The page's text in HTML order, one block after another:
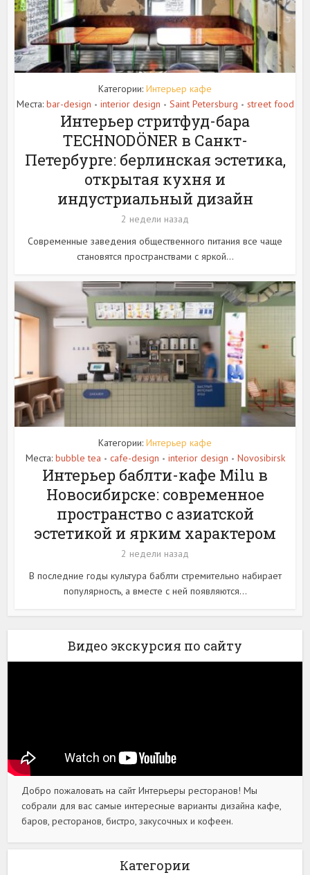
Категории: Интерьер кафе
Места: bar-design • interior design • Saint Petersburg • street food
Интерьер стритфуд-бара
TECHNODÖNER в Санкт-
Петербурге: берлинская эстетика,
открытая кухня и
индустриальный дизайн
2 недели назад
Современные заведения общественного питания все чаще
становятся пространствами с яркой...
Категории: Интерьер кафе
Места: bubble tea • cafe-design • interior design • Novosibirsk
Интерьер баблти-кафе Milu в
Новосибирске: современное
пространство с азиатской
эстетикой и ярким характером
2 недели назад
В последние годы культура баблти стремительно набирает
популярность, а вместе с ней появляются...
Видео экскурсия по сайту
Добро пожаловать на сайт Интерьеры ресторанов! Мы
собрали для вас самые интересные варианты дизайна кафе,
баров, ресторанов, бистро, закусочных и кофеен.
Категории